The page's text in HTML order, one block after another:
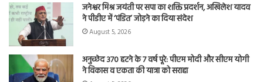
जनेश्वर मिश्र जयंती पर सपा का शक्ति प्रदर्शन, अखिलेश यादव
ने पीडीए में ‘पंडित’ जोड़ने का दिया संदेश
August 5, 2026
अनुच्छेद 370 हटने के 7 वर्ष पूरे: पीएम मोदी और सीएम योगी
ने विकास व एकता की यात्रा को सराहा